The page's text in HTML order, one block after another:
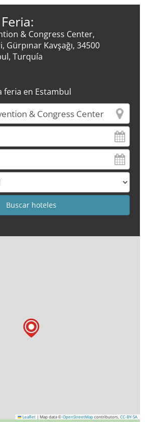
& Congress Center,
Gürpınar Kavşağı, 34500
Turquía
feria en Estambul
Leaflet | Map data © OpenStreetMap contributors, CC-BY-SA